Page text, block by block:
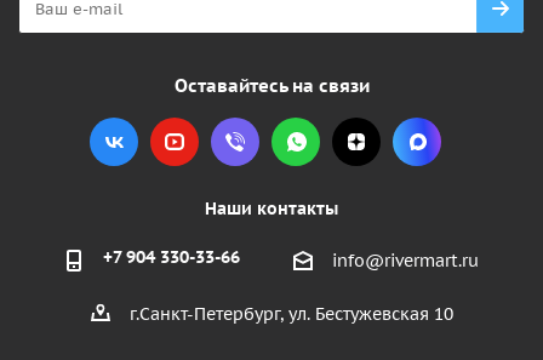
Оставайтесь на связи
Наши контакты
+7 904 330-33-66 info@rivermart.ru
г.Санкт-Петербург, ул. Бестужевская 10